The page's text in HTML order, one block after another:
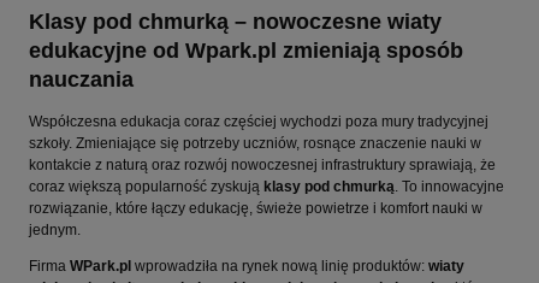
Klasy pod chmurką – nowoczesne wiaty
edukacyjne od Wpark.pl zmieniają sposób
nauczania
Współczesna edukacja coraz częściej wychodzi poza mury tradycyjnej
szkoły. Zmieniające się potrzeby uczniów, rosnące znaczenie nauki w
kontakcie z naturą oraz rozwój nowoczesnej infrastruktury sprawiają, że
coraz większą popularność zyskują klasy pod chmurką . To innowacyjne
rozwiązanie, które łączy edukację, świeże powietrze i komfort nauki w
jednym.
Firma WPark.pl wprowadziła na rynek nową linię produktów: wiaty